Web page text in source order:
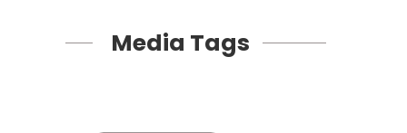
Media Tags